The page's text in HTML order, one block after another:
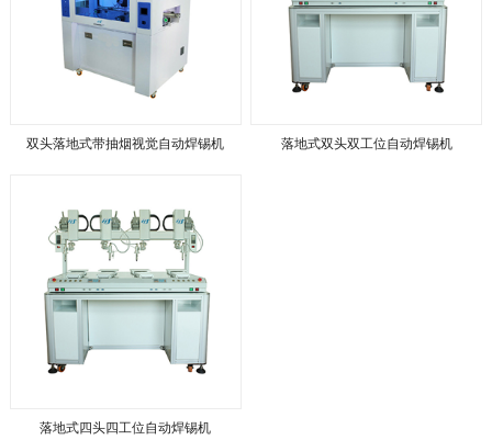
双头落地式带抽烟视觉自动焊锡机 落地式双头双工位自动焊锡机
落地式四头四工位自动焊锡机